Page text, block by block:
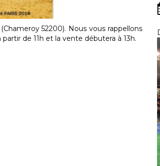
52200). Nous vous rappellons
de 11h et la vente débutera à 13h.